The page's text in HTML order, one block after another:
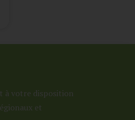
à votre disposition
et